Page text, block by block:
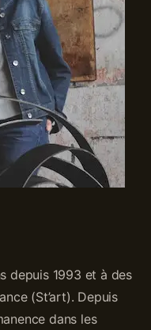
depuis 1993 et à des
(St’art). Depuis
dans les